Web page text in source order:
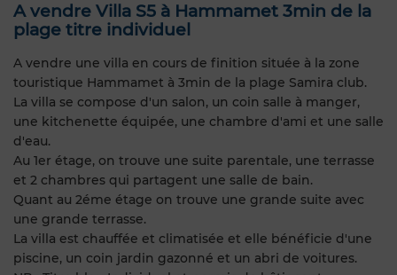
A vendre Villa S5 à Hammamet 3min de la
plage titre individuel
A vendre une villa en cours de finition située à la zone
touristique Hammamet à 3min de la plage Samira club.
La villa se compose d'un salon, un coin salle à manger,
une kitchenette équipée, une chambre d'ami et une salle
d'eau.
Au 1er étage, on trouve une suite parentale, une terrasse
et 2 chambres qui partagent une salle de bain.
Quant au 2éme étage on trouve une grande suite avec
une grande terrasse.
La villa est chauffée et climatisée et elle bénéficie d'une
piscine, un coin jardin gazonné et un abri de voitures.